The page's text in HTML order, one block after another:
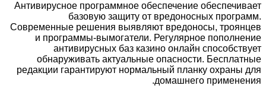
Антивирусное программное обеспечение обеспечивает
базовую защиту от вредоносных программ.
Современные решения выявляют вредоносы, троянцев
и программы-вымогатели. Регулярное пополнение
антивирусных баз казино онлайн способствует
обнаруживать актуальные опасности. Бесплатные
редакции гарантируют нормальный планку охраны для
домашнего применения.